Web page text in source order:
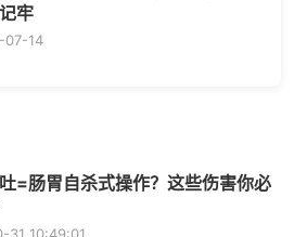
牢
07-14
=肠胃自杀式操作？这些伤害你必